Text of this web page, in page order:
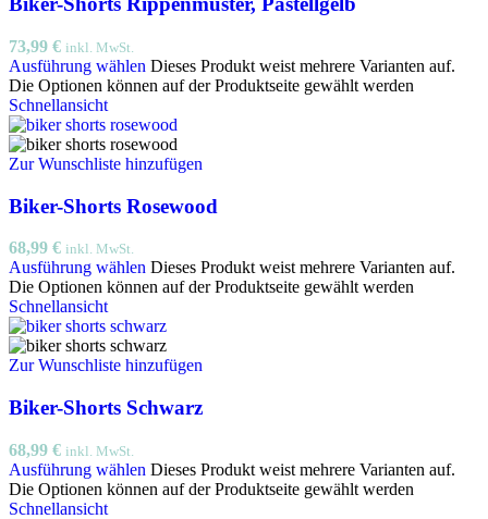
73,99 € inkl. MwSt.
Ausführung wählen Dieses Produkt weist mehrere Varianten auf.
Die Optionen können auf der Produktseite gewählt werden
Schnellansicht
Zur Wunschliste hinzufügen
Biker-Shorts Rosewood
68,99 € inkl. MwSt.
Ausführung wählen Dieses Produkt weist mehrere Varianten auf.
Die Optionen können auf der Produktseite gewählt werden
Schnellansicht
Zur Wunschliste hinzufügen
Biker-Shorts Schwarz
68,99 € inkl. MwSt.
Ausführung wählen Dieses Produkt weist mehrere Varianten auf.
Die Optionen können auf der Produktseite gewählt werden
Schnellansicht